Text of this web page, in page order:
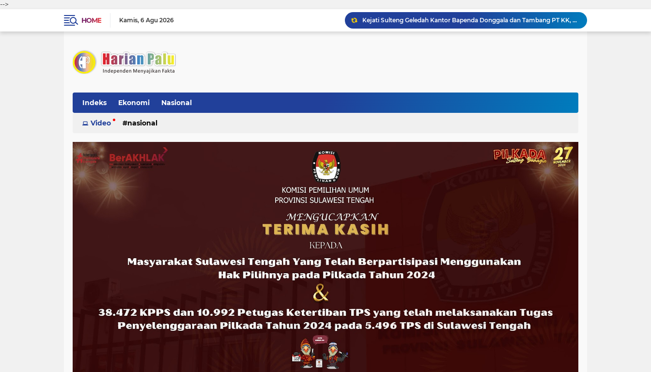
-->
HOME
Kamis 6 Agu 2026
Kejati Sulteng Bongkar Kasus Korupsi Dana CSR Tambang, Sekdes Tamainusi Ikut Terseret
Polda Sulteng Bongkar Dugaan Penyalahgunaan 2.060 Liter BBM Subsidi di Morowali Utara
Razia Gabungan di Lapas Parigi, 12 WBP Positif Narkoba dan 7 Handphone Disita
Indeks Ekonomi Nasional
Video nasional